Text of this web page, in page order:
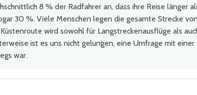
8 % der Radfahrer an, dass ihre Reise länger
30 %. Viele Menschen legen die gesamte Strecke
wird sowohl für Langstreckenausflüge als
ist es uns nicht gelungen, eine Umfrage mit einer
war.